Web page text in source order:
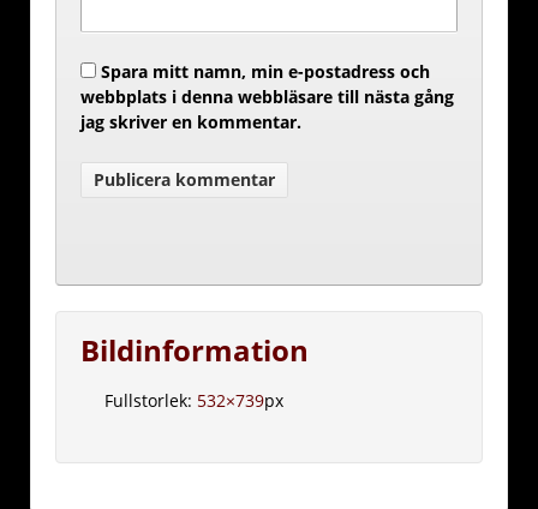
Spara mitt namn, min e-postadress och
webbplats i denna webbläsare till nästa gång
jag skriver en kommentar.
Bildinformation
Fullstorlek: 532×739px